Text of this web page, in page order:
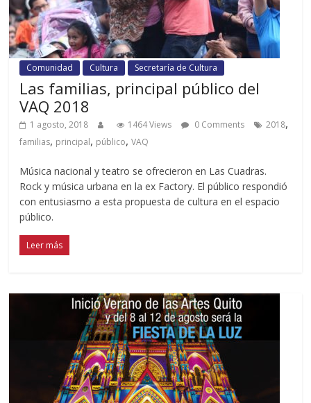
Comunidad Cultura Secretaría de Cultura
Las familias, principal público del
VAQ 2018
1 agosto, 2018 1464 Views 0 Comments 2018,
familias, principal, público,VAQ
Música nacional y teatro se ofrecieron en Las Cuadras.
Rock y música urbana en la ex Factory. El público respondió
con entusiasmo a esta propuesta de cultura en el espacio
público.
Leer más